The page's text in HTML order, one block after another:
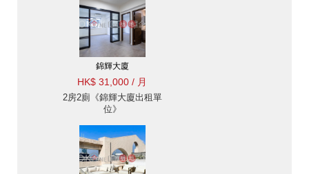
錦輝大廈
HK$ 31,000 / 月
2房2廁《錦輝大廈出租單
位》